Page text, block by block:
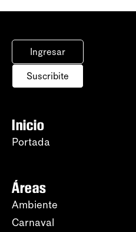
Ingresar
Suscribite
Inicio
Portada
Áreas
Ambiente
Carnaval